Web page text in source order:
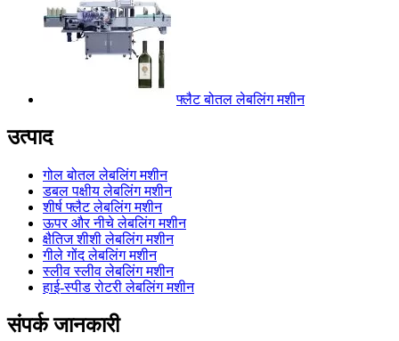
फ्लैट बोतल लेबलिंग मशीन
उत्पाद
गोल बोतल लेबलिंग मशीन
डबल पक्षीय लेबलिंग मशीन
शीर्ष फ्लैट लेबलिंग मशीन
ऊपर और नीचे लेबलिंग मशीन
क्षैतिज शीशी लेबलिंग मशीन
गीले गोंद लेबलिंग मशीन
स्लीव स्लीव लेबलिंग मशीन
हाई-स्पीड रोटरी लेबलिंग मशीन
संपर्क जानकारी